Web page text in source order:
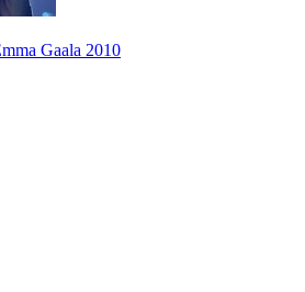
Gaala 2010